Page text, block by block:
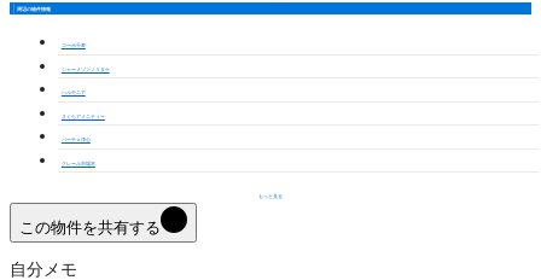
周辺の物件情報
コーポ千寿
シャーメゾンノリタケ
ハルモニア
さくらアメニティー
パーチェ浄心
クレール市場木
もっと見る
この物件を共有する
自分メモ